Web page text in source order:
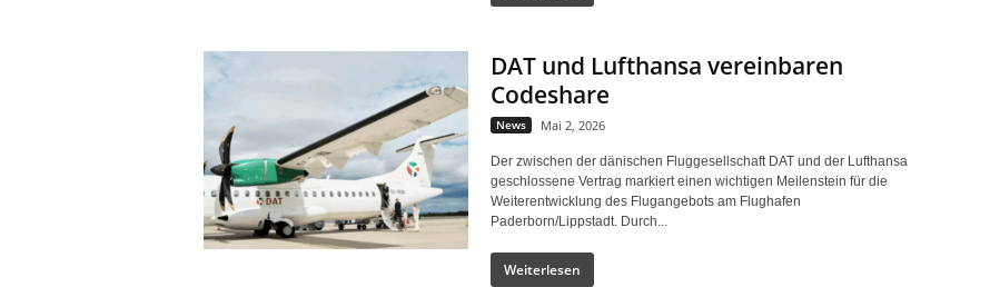
DAT und Lufthansa vereinbaren
Codeshare
News Mai 2, 2026
Der zwischen der dänischen Fluggesellschaft DAT und der Lufthansa
geschlossene Vertrag markiert einen wichtigen Meilenstein für die
Weiterentwicklung des Flugangebots am Flughafen
Paderborn/Lippstadt. Durch...
Weiterlesen